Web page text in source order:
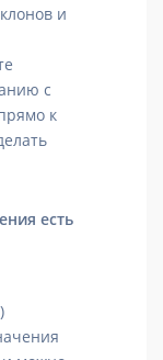
и
с
к
есть